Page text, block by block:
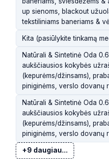
up sienoms, blackout
tekstiliniams baneriams &
Kita (pasiūlykite tinkamą
Natūrali & Sintetinė Oda
aukščiausios kokybės
(kepurėms/džinsams),
piniginėms, verslo dovanų
Natūrali & Sintetinė Oda
aukščiausios kokybės
(kepurėms/džinsams),
piniginėms, verslo dovanų
+9 daugiau...